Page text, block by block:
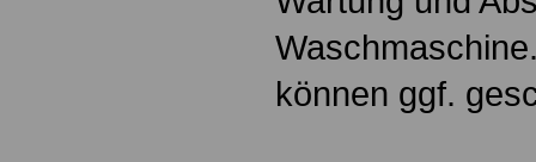
können ggf.